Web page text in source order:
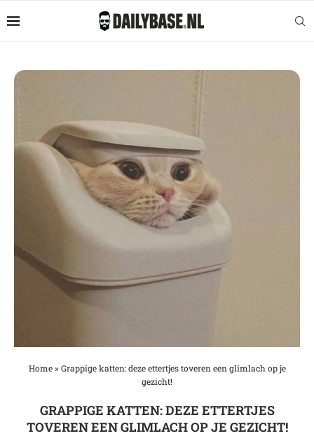
Home» Grappige katten: deze ettertjes toveren een glimlach op je
gezicht!
GRAPPIGE KATTEN: DEZE ETTERTJES
TOVEREN EEN GLIMLACH OP JE GEZICHT!